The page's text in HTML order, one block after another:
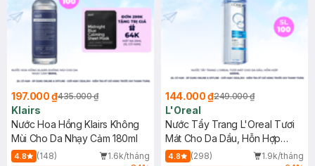
197.000 ₫435.000 ₫
Klairs
Nước Hoa Hồng Klairs Không
Mùi Cho Da Nhạy Cảm 180ml
4.8 (148)
1.6k/tháng
144.000 ₫249.000 ₫
L'Oreal
Nước Tẩy Trang L'Oreal Tươi
Mát Cho Da Dầu, Hỗn Hợp
400ml
4.8 (298)
1.9k/tháng